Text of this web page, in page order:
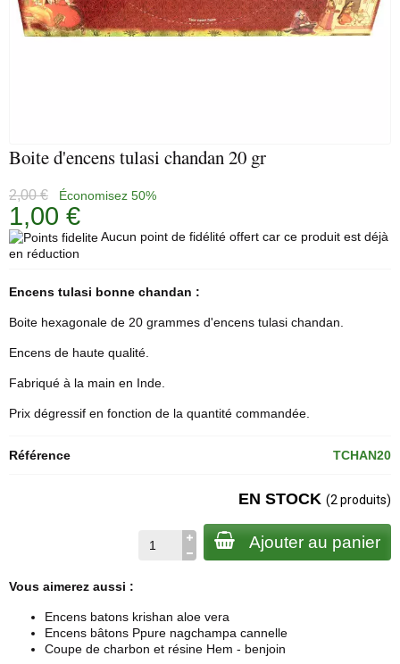
Boite d'encens tulasi chandan 20 gr
2,00 € Économisez 50%
1,00 €
Aucun point de fidélité offert car ce produit est déjà
en réduction
Encens tulasi bonne chandan :
Boite hexagonale de 20 grammes d'encens tulasi chandan.
Encens de haute qualité.
Fabriqué à la main en Inde.
Prix dégressif en fonction de la quantité commandée.
Référence TCHAN20
EN STOCK (2 produits)
Ajouter au panier
Vous aimerez aussi :
Encens batons krishan aloe vera
Encens bâtons Ppure nagchampa cannelle
Coupe de charbon et résine Hem - benjoin